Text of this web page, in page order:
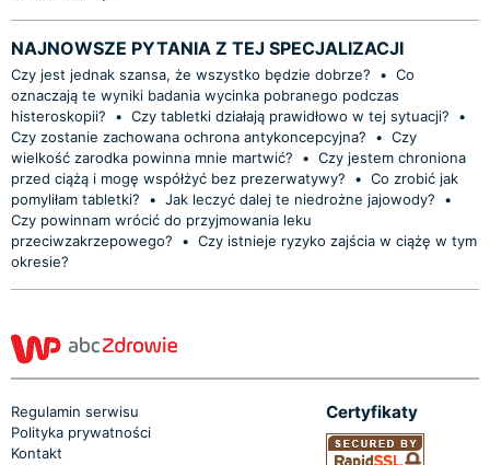
NAJNOWSZE PYTANIA Z TEJ SPECJALIZACJI
Czy jest jednak szansa, że wszystko będzie dobrze? • Co
oznaczają te wyniki badania wycinka pobranego podczas
histeroskopii?
• Czy tabletki działają prawidłowo w tej sytuacji?
•
Czy zostanie zachowana ochrona antykoncepcyjna?
• Czy
wielkość zarodka powinna mnie martwić?
• Czy jestem chroniona
przed ciążą i mogę współżyć bez prezerwatywy?
• Co zrobić jak
pomyliłam tabletki?
• Jak leczyć dalej te niedrożne jajowody?
•
Czy powinnam wrócić do przyjmowania leku
przeciwzakrzepowego?
• Czy istnieje ryzyko zajścia w ciążę w tym
okresie?
Regulamin serwisu
Polityka prywatności
Kontakt
Certyfikaty